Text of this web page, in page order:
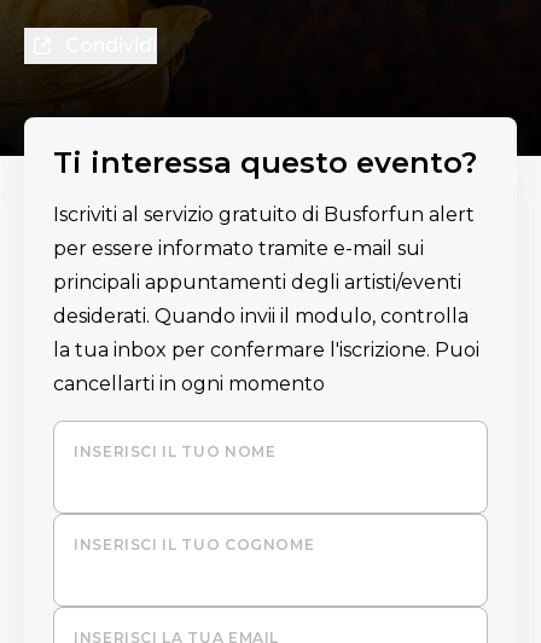
Ti interessa questo evento?
Iscriviti al servizio gratuito di Busforfun alert
per essere informato tramite e-mail sui
principali appuntamenti degli artisti/eventi
desiderati. Quando invii il modulo, controlla
la tua inbox per confermare l'iscrizione. Puoi
cancellarti in ogni momento
INSERISCI IL TUO NOME
INSERISCI IL TUO COGNOME
INSERISCI LA TUA EMAIL